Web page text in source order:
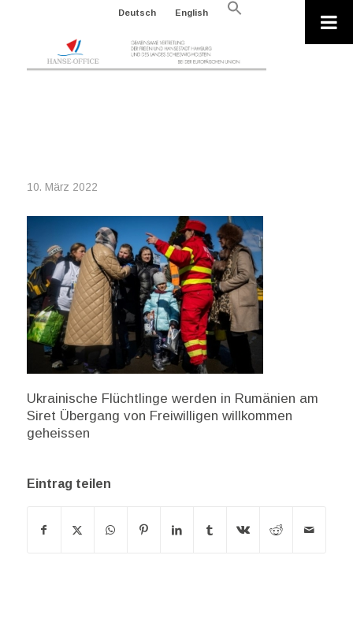
Deutsch English
Search
10. März 2022
Ukrainische Flüchtlinge werden in Rumänien am
Siret Übergang von Freiwilligen willkommen
geheissen
Eintrag teilen